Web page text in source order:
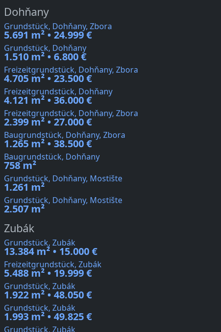
Dohňany
Grundstück, Dohňany, Zbora
5.691 m² • 24.999 €
Grundstück, Dohňany
1.510 m² • 6.800 €
Freizeitgrundstück, Dohňany, Zbora
4.705 m² • 23.500 €
Freizeitgrundstück, Dohňany
4.121 m² • 36.000 €
Freizeitgrundstück, Dohňany, Zbora
2.399 m² • 27.000 €
Baugrundstück, Dohňany, Zbora
1.265 m² • 38.500 €
Baugrundstück, Dohňany
758 m²
Grundstück, Dohňany, Mostište
1.261 m²
Grundstück, Dohňany, Mostište
2.507 m²
Zubák
Grundstück, Zubák
13.384 m² • 15.000 €
Freizeitgrundstück, Zubák
5.488 m² • 19.999 €
Grundstück, Zubák
1.922 m² • 48.050 €
Grundstück, Zubák
1.993 m² • 49.825 €
Grundstück, Zubák